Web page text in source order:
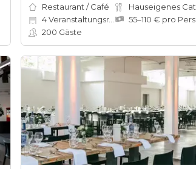
Restaurant / Café
4Veranstaltungsräume
200 Gäste